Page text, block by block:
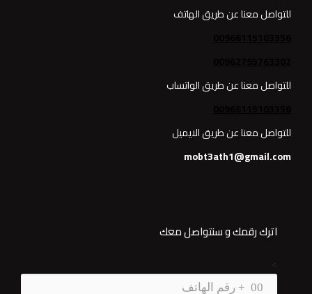
للتواصل معنا عن طريق الهاتف
للتواصل معنا عن طريق الواتساب
للتواصل معنا عن طريق الايميل
mobt3ath1@gmail.com
اترك رقمك و سنتواصل معك